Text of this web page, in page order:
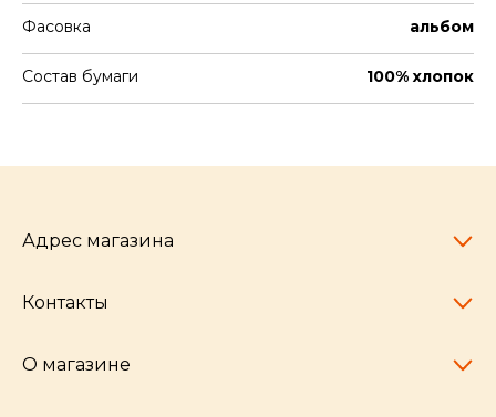
Фасовка альбом
Состав бумаги 100% хлопок
Адрес магазина
Челябинск,
Контакты
pocherkartshop@mail.ru
О магазине